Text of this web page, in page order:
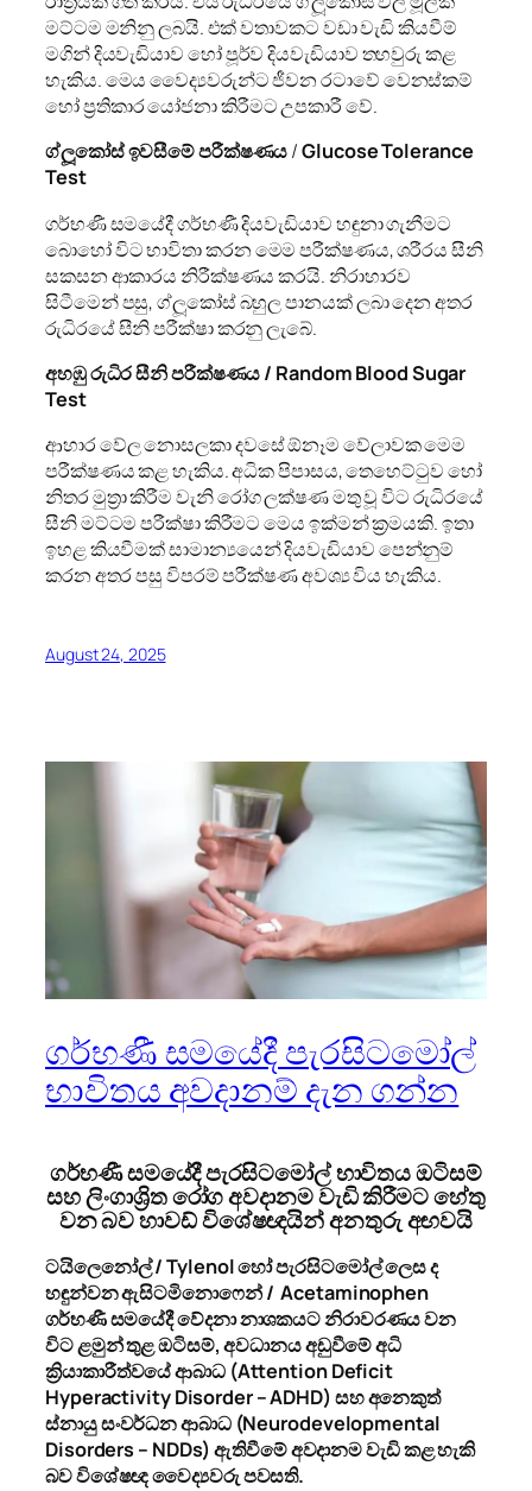
මට්ටම මනිනු ලබයි. එක් වතාවකට වඩා වැඩි කියවීම්
මගින් දියවැඩියාව හෝ පූර්ව දියවැඩියාව තහවුරු කළ
හැකිය. මෙය වෛද්‍යවරුන්ට ජීවන රටාවේ වෙනස්කම්
හෝ ප්‍රතිකාර යෝජනා කිරීමට උපකාරී වේ.
ග්ලූකෝස් ඉවසීමේ පරීක්ෂණය/Glucose Tolerance
Test
ගර්භණී සමයේදී ගර්භණී දියවැඩියාව හඳුනා ගැනීමට
බොහෝ විට භාවිතා කරන මෙම පරීක්ෂණය, ශරීරය සීනි
සකසන ආකාරය නිරීක්ෂණය කරයි. නිරාහාරව
සිටීමෙන් පසු, ග්ලූකෝස් බහුල පානයක් ලබා දෙන අතර
රුධිරයේ සීනි පරීක්ෂා කරනු ලැබේ.
අහඹු රුධිර සීනි පරීක්ෂණය / Random Blood Sugar
Test
ආහාර වේල නොසලකා දවසේ ඕනෑම වේලාවක මෙම
පරීක්ෂණය කළ හැකිය. අධික පිපාසය, තෙහෙට්ටුව හෝ
නිතර මුත්‍රා කිරීම වැනි රෝග ලක්ෂණ මතු වූ විට රුධිරයේ
සීනි මට්ටම පරීක්ෂා කිරීමට මෙය ඉක්මන් ක්‍රමයකි. ඉතා
ඉහළ කියවීමක් සාමාන්‍යයෙන් දියවැඩියාව පෙන්නුම්
කරන අතර පසු විපරම් පරීක්ෂණ අවශ්‍ය විය හැකිය.
August 24, 2025
ගර්භණී සමයේදී පැරසිටමෝල්
භාවිතය අවදානම් දැන ගන්න
ගර්භණී සමයේදී පැරසිටමෝල් භාවිතය ඔටිසම්
සහ ලිංගාශ්‍රිත රෝග අවදානම වැඩි කිරීමට හේතු
වන බව හාවඩ් විශේෂඥයින් අනතුරු අඟවයි
ටයිලෙනෝල් / Tylenol හෝ පැරසිටමෝල් ලෙස ද
හඳුන්වන ඇසිටමිනොෆෙන් / Acetaminophen
ගර්භණී සමයේදී වේදනා නාශකයට නිරාවරණය වන
විට ළමුන් තුළ ඔටිසම්, අවධානය අඩුවීමේ අධි
ක්‍රියාකාරීත්වයේ ආබාධ (Attention Deficit
Hyperactivity Disorder – ADHD) සහ අනෙකුත්
ස්නායු සංවර්ධන ආබාධ (Neurodevelopmental
Disorders – NDDs) ඇතිවීමේ අවදානම වැඩි කළ හැකි
බව විශේෂඥ වෛද්‍යවරු පවසති.